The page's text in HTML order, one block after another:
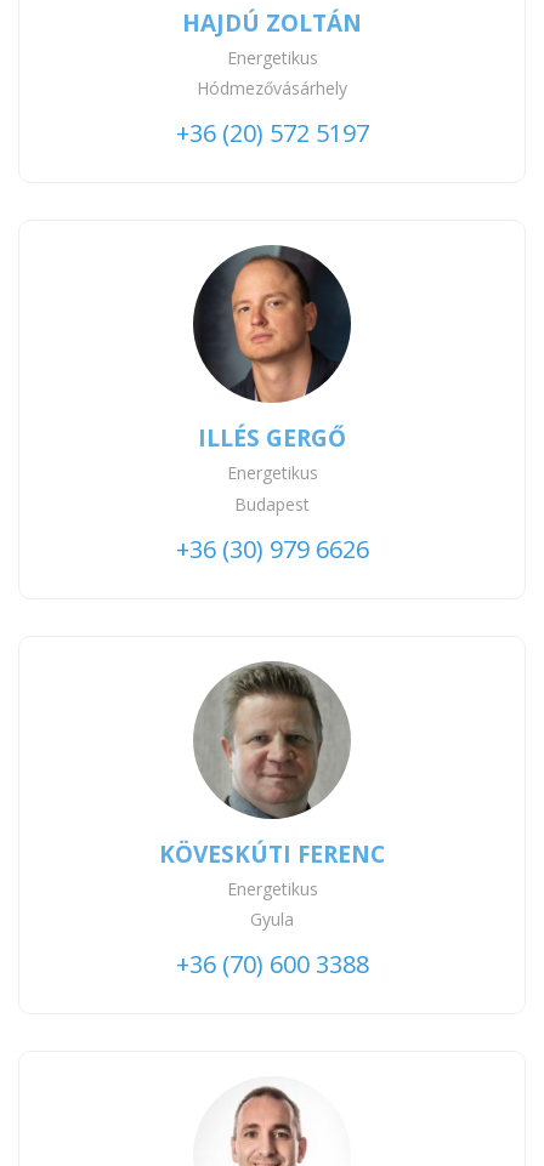
HAJDÚ ZOLTÁN
Energetikus
Hódmezővásárhely
+36 (20) 572 5197
ILLÉS GERGŐ
Energetikus
Budapest
+36 (30) 979 6626
KÖVESKÚTI FERENC
Energetikus
Gyula
+36 (70) 600 3388